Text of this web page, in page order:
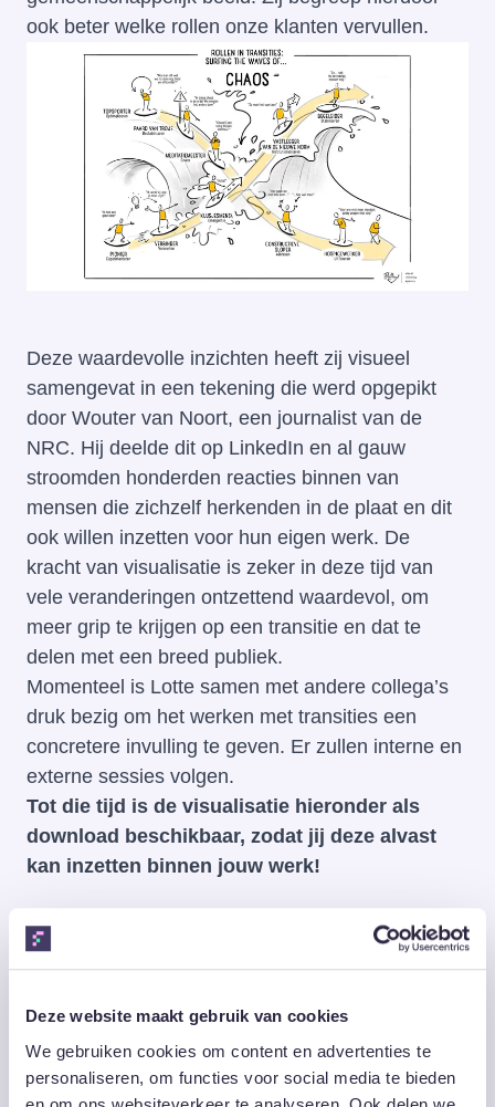
Deze website maakt gebruik van cookies
We gebruiken cookies om content en advertenties te
personaliseren, om functies voor social media te bieden
ook beter welke rollen onze klanten vervullen.
Deze waardevolle inzichten heeft zij visueel
samengevat in een tekening die werd opgepikt
door Wouter van Noort, een journalist van de
NRC. Hij deelde dit op LinkedIn en al gauw
stroomden honderden reacties binnen van
mensen die zichzelf herkenden in de plaat en dit
ook willen inzetten voor hun eigen werk. De
kracht van visualisatie is zeker in deze tijd van
vele veranderingen ontzettend waardevol, om
meer grip te krijgen op een transitie en dat te
delen met een breed publiek.
Momenteel is Lotte samen met andere collega’s
druk bezig om het werken met transities een
concretere invulling te geven. Er zullen interne en
externe sessies volgen.
Tot die tijd is de visualisatie hieronder als
download beschikbaar, zodat jij deze alvast
kan inzetten binnen jouw werk!